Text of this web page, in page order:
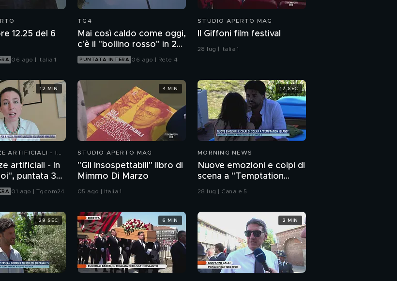
12.25 del 6
06 ago | Italia 1
TG4
Mai così caldo come oggi,
c'è il "bollino rosso" in 27
città
PUNTATA INTERA 06 ago | Rete 4
STUDIO APERTO MAG
Il Giffoni film festival
28 lug | Italia 1
ARTIFICIALI - IN
artificiali - In
puntata 36:
e minori
01 ago | Tgcom24
12 MIN
STUDIO APERTO MAG
"Gli insospettabili" libro di
Mimmo Di Marzo
05 ago | Italia 1
4 MIN
MORNING NEWS
Nuove emozioni e colpi di
scena a "Temptation
Island"
28 lug | Canale 5
17 SEC
29 SEC 6 MIN 2 MIN